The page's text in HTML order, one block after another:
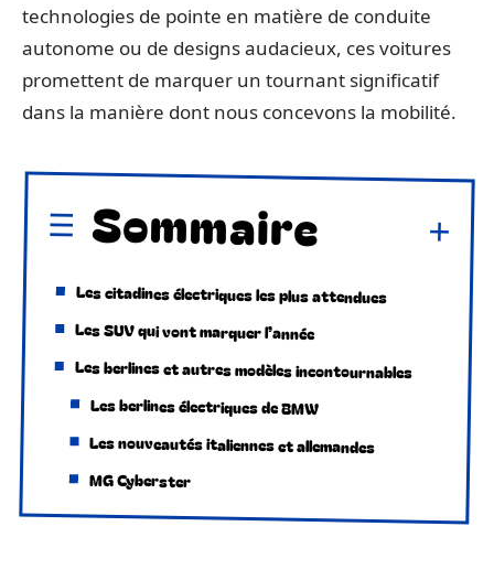
technologies de pointe en matière de conduite
autonome ou de designs audacieux, ces voitures
promettent de marquer un tournant significatif
dans la manière dont nous concevons la mobilité.
Sommaire
Les citadines électriques les plus attendues
Les SUV qui vont marquer l’année
Les berlines et autres modèles incontournables
Les berlines électriques de BMW
Les nouveautés italiennes et allemandes
MG Cyberster